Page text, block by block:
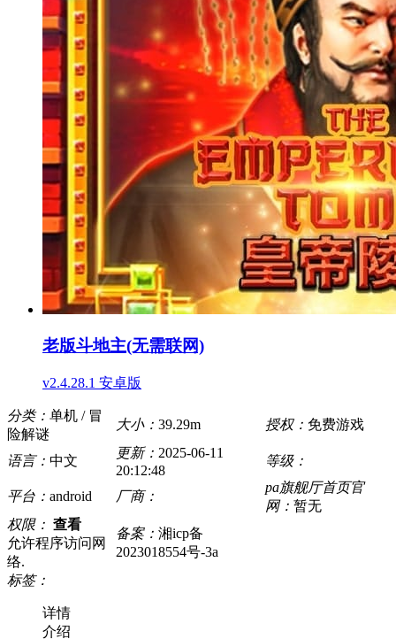
老版斗地主(无需联网)
v2.4.28.1 安卓版
分类： 单机 / 冒
险解谜
大小： 39.29m 授权： 免费游戏
语言： 中文
更新： 2025-06-11
20:12:48
等级：
平台： android 厂商：
pa旗舰厅首页官
网： 暂无
权限： 查看
允许程序访问网
络.
备案： 湘icp备
2023018554号-3a
标签：
详情
介绍